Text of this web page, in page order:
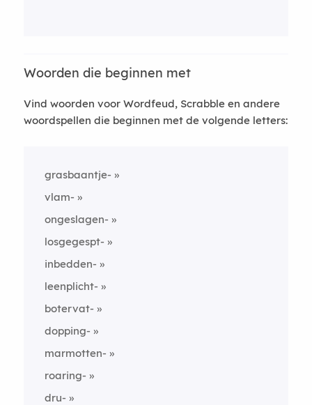
Woorden die beginnen met
Vind woorden voor Wordfeud, Scrabble en andere
woordspellen die beginnen met de volgende letters:
grasbaantje-
vlam-
ongeslagen-
losgegespt-
inbedden-
leenplicht-
botervat-
dopping-
marmotten-
roaring-
dru-